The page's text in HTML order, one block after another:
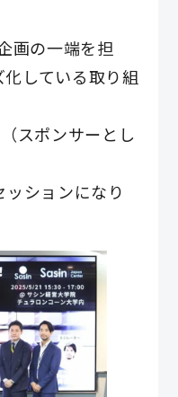
画の一端を担
している取り組
スポンサーとし
ションになり